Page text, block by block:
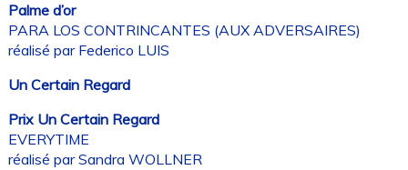
Palme d’or
PARA LOS CONTRINCANTES (AUX ADVERSAIRES)
réalisé par Federico LUIS
Un Certain Regard
Prix Un Certain Regard
EVERYTIME
réalisé par Sandra WOLLNER